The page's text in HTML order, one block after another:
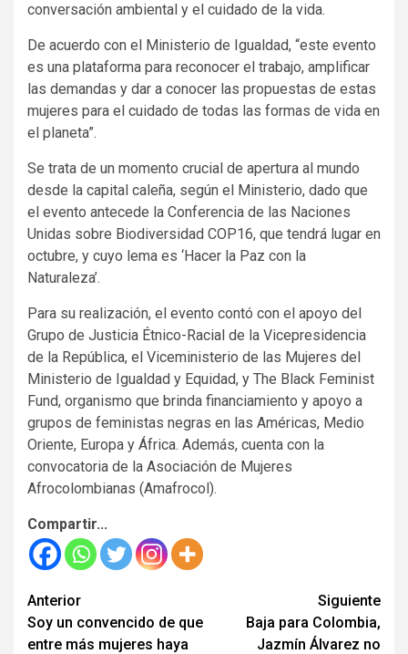
conversación ambiental y el cuidado de la vida.
De acuerdo con el Ministerio de Igualdad, “este evento
es una plataforma para reconocer el trabajo, amplificar
las demandas y dar a conocer las propuestas de estas
mujeres para el cuidado de todas las formas de vida en
el planeta”.
Se trata de un momento crucial de apertura al mundo
desde la capital caleña, según el Ministerio, dado que
el evento antecede la Conferencia de las Naciones
Unidas sobre Biodiversidad COP16, que tendrá lugar en
octubre, y cuyo lema es ‘Hacer la Paz con la
Naturaleza’.
Para su realización, el evento contó con el apoyo del
Grupo de Justicia Étnico-Racial de la Vicepresidencia
de la República, el Viceministerio de las Mujeres del
Ministerio de Igualdad y Equidad, y The Black Feminist
Fund, organismo que brinda financiamiento y apoyo a
grupos de feministas negras en las Américas, Medio
Oriente, Europa y África. Además, cuenta con la
convocatoria de la Asociación de Mujeres
Afrocolombianas (Amafrocol).
Compartir...
Seguir
leyendo
Anterior
Soy un convencido de que
entre más mujeres haya
Siguiente
Baja para Colombia,
Jazmín Álvarez no